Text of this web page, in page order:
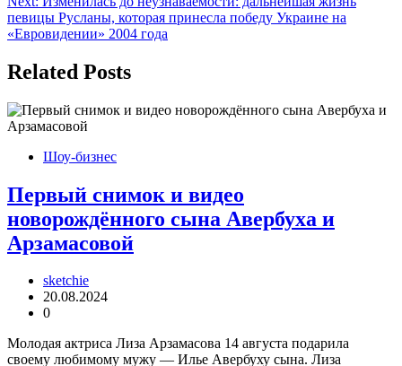
записям
певицы Русланы, которая принесла победу Украине на
«Евровидении» 2004 года
Related Posts
Шоу-бизнес
Первый снимок и видео
новорождённого сына Авербуха и
Арзамасовой
sketchie
20.08.2024
0
Молодая актриса Лиза Арзамасова 14 августа подарила
своему любимому мужу — Илье Авербуху сына. Лиза